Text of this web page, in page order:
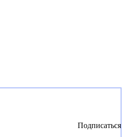
Подписаться